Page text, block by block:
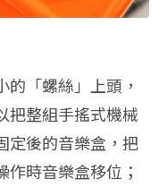
「螺絲」上頭，
把整組手搖式機械
定後的音樂盒，把
時音樂盒移位；